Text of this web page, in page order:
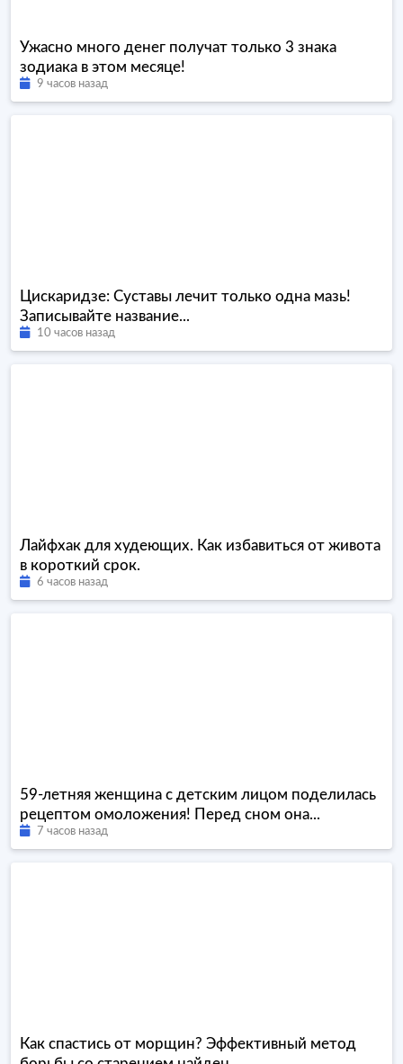
Ужасно много денег получат только 3 знака
зодиака в этом месяце!
9 часов назад
Цискаридзе: Суставы лечит только одна мазь!
Записывайте название...
10 часов назад
Лайфхак для худеющих. Как избавиться от живота
в короткий срок.
6 часов назад
59-летняя женщина с детским лицом поделилась
рецептом омоложения! Перед сном она...
7 часов назад
Как спастись от морщин? Эффективный метод